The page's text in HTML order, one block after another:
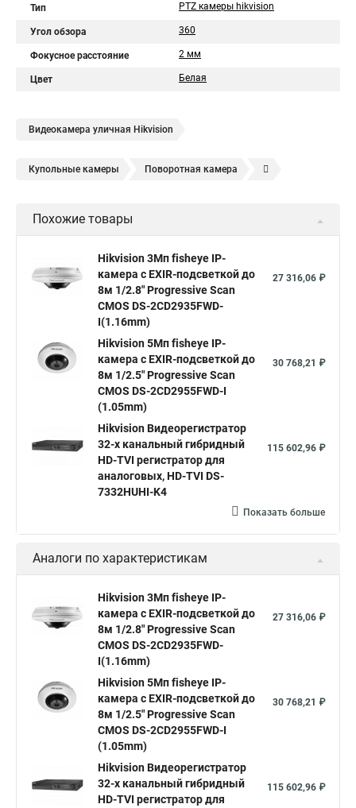
Тип PTZ камеры hikvision
Угол обзора 360
Фокусное расстояние 2 мм
Цвет Белая
Видеокамера уличная Hikvision
Купольные камеры Поворотная камера
Камера видеонаблюдения hikvision
Hikvision купить Hikvision уличная ip камера
Hikvision poe
Hikvision 2 8 mm Hikvision camera Hikvision 2cd1148 i b
Видеонаблюдение Ip видеокамеры
Hikvision 2cd2142fwd
Hikvision ds 2cd1148 hikvision ds 2cd1148 i b
hikvision ds 2cd2042wd i Видеокамера hikvision
Видеокамеры hikvision ds
Камера Hikvision ds 2ce16d8t
Видеокамера hikvision hiwatch
Камера Hikvision ds 2cd2442fwd
Уличная камера Hikvision ip camera
Hikvision поворотная камера Hikvision купольная
Нikvision микрофон Hikvision поворотная
Hikvision порты
Похожие товары
Hikvision 3Мп fisheye IP-
камера c EXIR-подсветкой до
8м 1/2.8" Progressive Scan
CMOS DS-2CD2935FWD-
I(1.16mm)
27 316,06 ₽
Hikvision 5Мп fisheye IP-
камера c EXIR-подсветкой до
8м 1/2.5" Progressive Scan
CMOS DS-2CD2955FWD-I
(1.05mm)
30 768,21 ₽
Hikvision Видеорегистратор
32-х канальный гибридный
HD-TVI регистратор для
аналоговых, HD-TVI DS-
7332HUHI-K4
115 602,96 ₽
Показать больше
Аналоги по характеристикам
Hikvision 3Мп fisheye IP-
камера c EXIR-подсветкой до
8м 1/2.8" Progressive Scan
CMOS DS-2CD2935FWD-
I(1.16mm)
27 316,06 ₽
Hikvision 5Мп fisheye IP-
камера c EXIR-подсветкой до
8м 1/2.5" Progressive Scan
CMOS DS-2CD2955FWD-I
(1.05mm)
30 768,21 ₽
Hikvision Видеорегистратор
32-х канальный гибридный
HD-TVI регистратор для
115 602,96 ₽